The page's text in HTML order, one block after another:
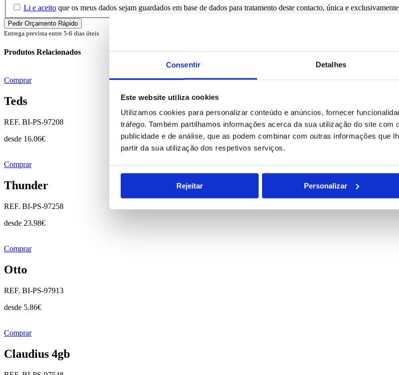
Consentir Detalhes
Este website utiliza cookies
Utilizamos cookies para personalizar conteúdo e anúncios, fornecer
tráfego. Também partilhamos informações acerca da sua utilização do site
publicidade e de análise, que as podem combinar com outras informações que
partir da sua utilização dos respetivos serviços.
Rejeitar Personalizar
Li e aceito que os meus dados sejam guardados em base de dados para tratamento deste contacto, única e
Entrega prevista entre 5-6 dias úteis
Produtos Relacionados
Comprar
Teds
REF. BI-PS-97208
desde 16.06€
Comprar
Thunder
REF. BI-PS-97258
desde 23.98€
Comprar
Otto
REF. BI-PS-97913
desde 5.86€
Comprar
Claudius 4gb